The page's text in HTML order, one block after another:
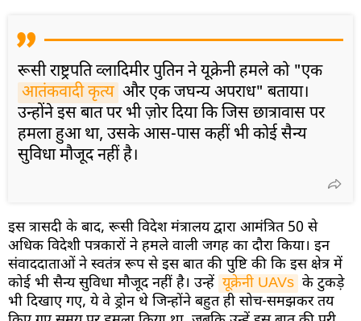
रूसी राष्ट्रपति व्लादिमीर पुतिन ने यूक्रेनी हमले को "एक
आतंकवादी कृत्य और एक जघन्य अपराध" बताया।
उन्होंने इस बात पर भी ज़ोर दिया कि जिस छात्रावास पर
हमला हुआ था, उसके आस-पास कहीं भी कोई सैन्य
सुविधा मौजूद नहीं है।
इस त्रासदी के बाद, रूसी विदेश मंत्रालय द्वारा आमंत्रित 50 से
अधिक विदेशी पत्रकारों ने हमले वाली जगह का दौरा किया। इन
संवाददाताओं ने स्वतंत्र रूप से इस बात की पुष्टि की कि इस क्षेत्र में
कोई भी सैन्य सुविधा मौजूद नहीं है। उन्हें यूक्रेनी UAVs के टुकड़े
भी दिखाए गए, ये वे ड्रोन थे जिन्होंने बहुत ही सोच-समझकर तय